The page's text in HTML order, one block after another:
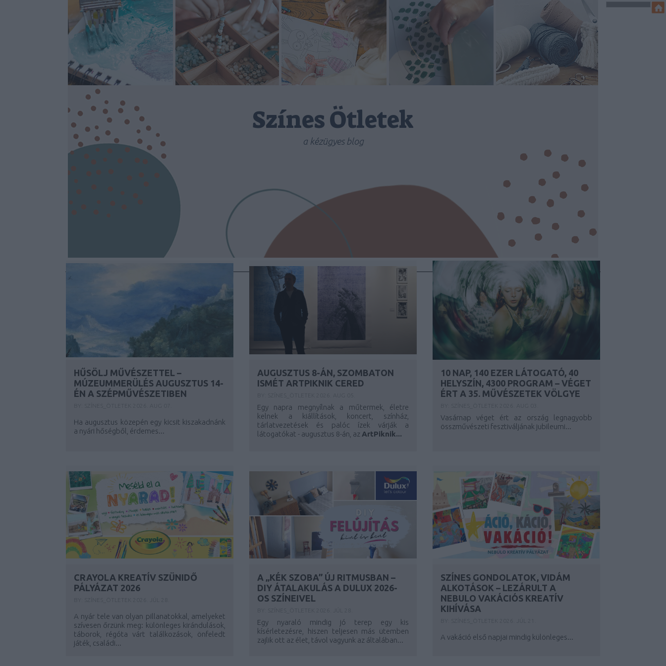
Színes Ötletek
a kézügyes blog
HŰSÖLJ MŰVÉSZETTEL –
MÚZEUMMERÜLÉS AUGUSZTUS 14-
ÉN A SZÉPMŰVÉSZETIBEN
Ha augusztus közepén egy kicsit kiszakadnánk
a nyári hőségből, érdemes...
AUGUSZTUS 8-ÁN, SZOMBATON
ISMÉT ARTPIKNIK CERED
Egy napra megnyílnak a műtermek, életre
kelnek a kiállítások, koncert, színház,
tárlatvezetések és palóc ízek várják a
látogatókat - augusztus 8-án, az ArtPiknik...
10 NAP, 140 EZER LÁTOGATÓ, 40
HELYSZÍN, 4300 PROGRAM – VÉGET
ÉRT A 35. MŰVÉSZETEK VÖLGYE
Vasárnap véget ért az ország legnagyobb
összművészeti fesztiváljának jubileumi...
CRAYOLA KREATÍV SZÜNIDŐ
PÁLYÁZAT 2026
A nyár tele van olyan pillanatokkal, amelyeket
szívesen őrzünk meg: különleges kirándulások,
táborok, régóta várt találkozások, önfeledt
játék, családi...
A „KÉK SZOBA” ÚJ RITMUSBAN –
DIY ÁTALAKULÁS A DULUX 2026-
OS SZÍNEIVEL
Egy nyaraló mindig jó terep egy kis
kísérletezésre, hiszen teljesen más ütemben
zajlik ott az élet, távol vagyunk az általában...
SZÍNES GONDOLATOK, VIDÁM
ALKOTÁSOK – LEZÁRULT A
NEBULO VAKÁCIÓS KREATÍV
KIHÍVÁSA
A vakáció első napjai mindig különleges...